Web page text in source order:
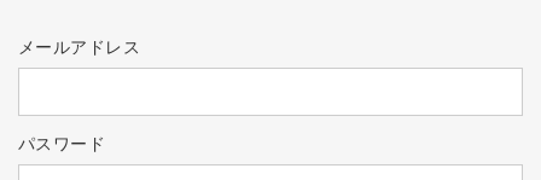
メールアドレス
パスワード